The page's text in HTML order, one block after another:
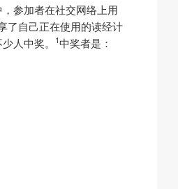
参加者在社交网络上用
了自己正在使用的读经计
人中奖。
1中奖者是：